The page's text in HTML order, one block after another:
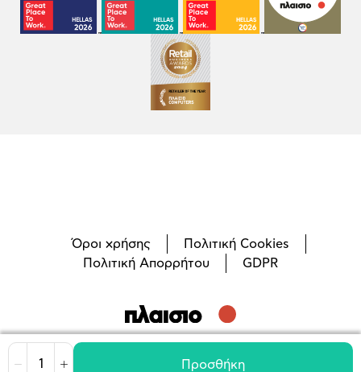
Μείωση Αύξηση Προσθήκη
Όροι χρήσης
Πολιτική Cookies
Πολιτική Απορρήτου
GDPR